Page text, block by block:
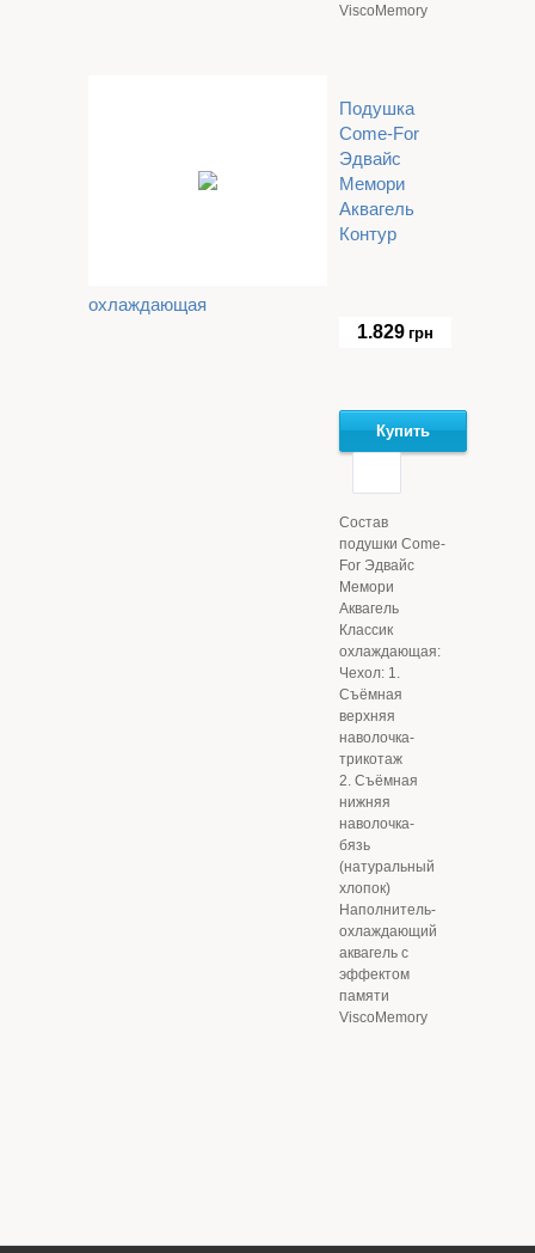
ViscoMemory
Подушка
Come-For
Эдвайс
Мемори
Аквагель
Контур
охлаждающая
1.829 грн
Купить
Состав
подушки Come-
For Эдвайс
Мемори
Аквагель
Классик
охлаждающая:
Чехол: 1.
Съёмная
верхняя
наволочка-
трикотаж
2. Съёмная
нижняя
наволочка-
бязь
(натуральный
хлопок)
Наполнитель-
охлаждающий
аквагель с
эффектом
памяти
ViscoMemory